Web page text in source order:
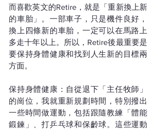
而喜歡英文的Retire，就是「重新換上新
的車胎」。一部車子，只是機件良好，
換上四條新的車胎，一定可以在馬路上
多走十年以上。所以，Retire後最重要是
要保持身體健康和找到人生新的目標兩
方面。
保持身體健康：自從退下「主任牧師」
的崗位，我就重新規劃時間，特別撥出
一些時間做運動，包括跟隨教練「體能
鍛鍊」、打乒乓球和保齡球。這些運動